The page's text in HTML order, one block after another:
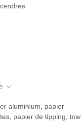

aluminium, papier
papier de tipping, tow